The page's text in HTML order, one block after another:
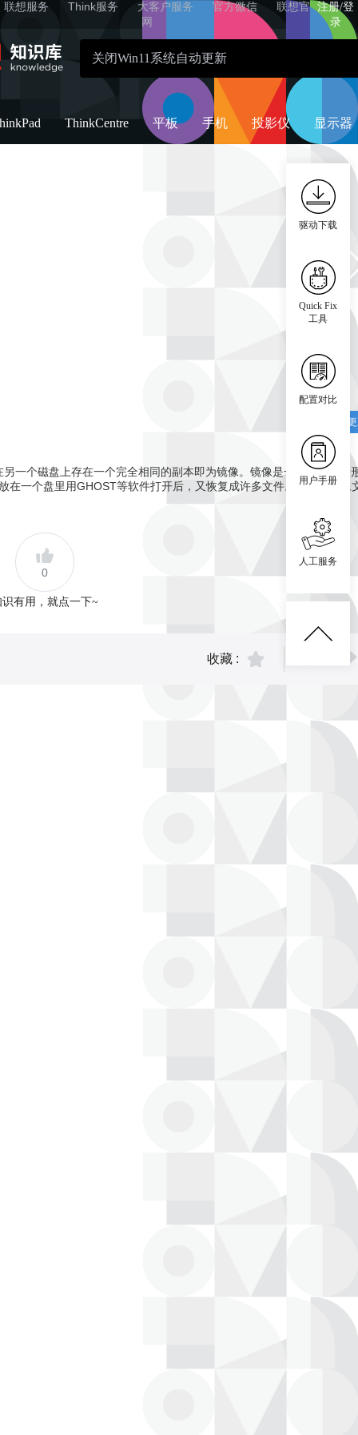
联想服务 Think服务 大客户服务 官方微信
联想官
网
注册/登
录
ThinkCentre 平板 手机 投影仪 显示器
催
一个磁盘上存在一个完全相同的副本即为镜像。镜像是一种文件存储
在一个盘里用GHOST等软件打开后，又恢复成许多文件。常见的镜像
0
识有用，就点一下~
收藏 :
驱动下载
Quick Fix
工具
配置对比
用户手册
人工服务